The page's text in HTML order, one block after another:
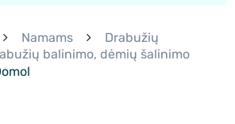
Namams
Drabužių
balinimo, dėmių šalinimo